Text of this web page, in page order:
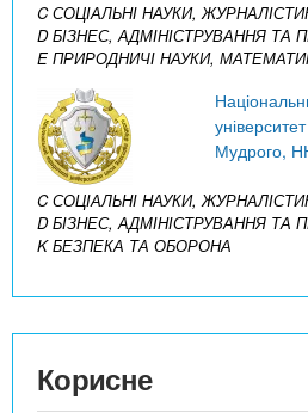
C СОЦІАЛЬНІ НАУКИ,
D БІЗНЕС, АДМІНІСТРУВАННЯ ТА
E ПРИРОДНИЧІ НАУКИ,
Мудрого,
C СОЦІАЛЬНІ НАУКИ,
D БІЗНЕС, АДМІНІСТРУВАННЯ ТА
K БЕЗПЕКА ТА ОБОРОНА
Корисне